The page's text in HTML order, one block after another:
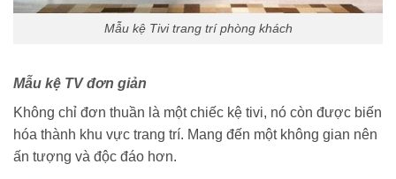
Mẫu kệ Tivi trang trí phòng khách
Mẫu kệ TV đơn giản
Không chỉ đơn thuần là một chiếc kệ tivi, nó còn được biến
hóa thành khu vực trang trí. Mang đến một không gian nên
ấn tượng và độc đáo hơn.